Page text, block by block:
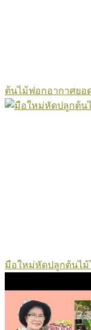
ต้นไม้ฟอกอากาศยอ
มือใหม่หัดปลูกต้นไ